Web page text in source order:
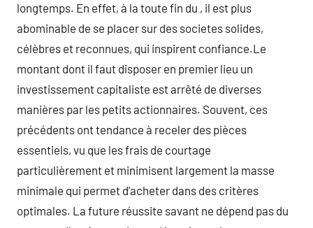
longtemps. En effet, à la toute fin du , il est plus
abominable de se placer sur des societes solides,
célèbres et reconnues, qui inspirent confiance.Le
montant dont il faut disposer en premier lieu un
investissement capitaliste est arrêté de diverses
manières par les petits actionnaires. Souvent, ces
précédents ont tendance à receler des pièces
essentiels, vu que les frais de courtage
particulièrement et minimisent largement la masse
minimale qui permet d’acheter dans des critères
optimales. La future réussite savant ne dépend pas du